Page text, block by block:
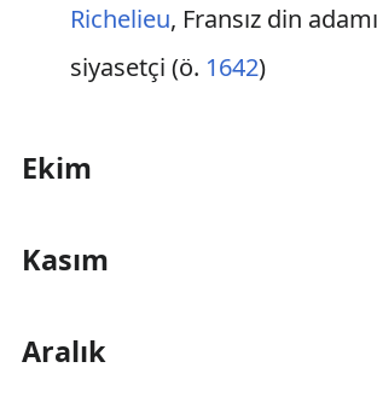
Richelieu, Fransız din
siyasetçi (ö. 1642)
Ekim
Kasım
Aralık